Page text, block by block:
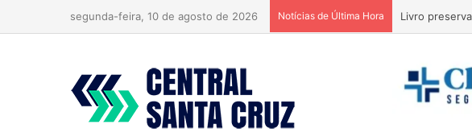
segunda-feira, 10 de agosto de 2026 Notícias de Última Hora Livro